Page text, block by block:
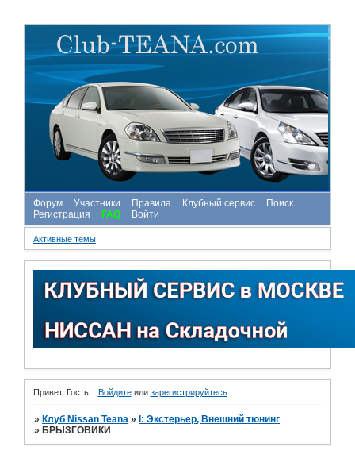
Форум Участники Правила Клубный сервис
Поиск
Регистрация
FAQ Войти
Активные темы
Привет, Гость! Войдитеили зарегистрируйтесь.
» Клуб Nissan Teana » I: Экстерьер, Внешний тюнинг
» БРЫЗГОВИКИ